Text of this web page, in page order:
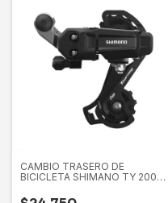
CAMBIO TRASERO DE
BICICLETA SHIMANO TY 200